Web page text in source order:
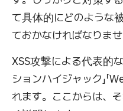
て具体的にどのような
ておかなければなりませ
XSS攻撃による代表的な
ションハイジャック」「
れます。ここからは、